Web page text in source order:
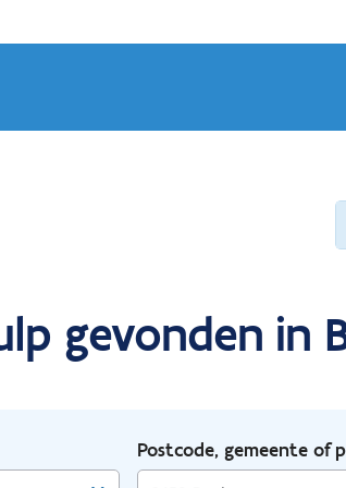
gevonden in
Postcode, gemeente of